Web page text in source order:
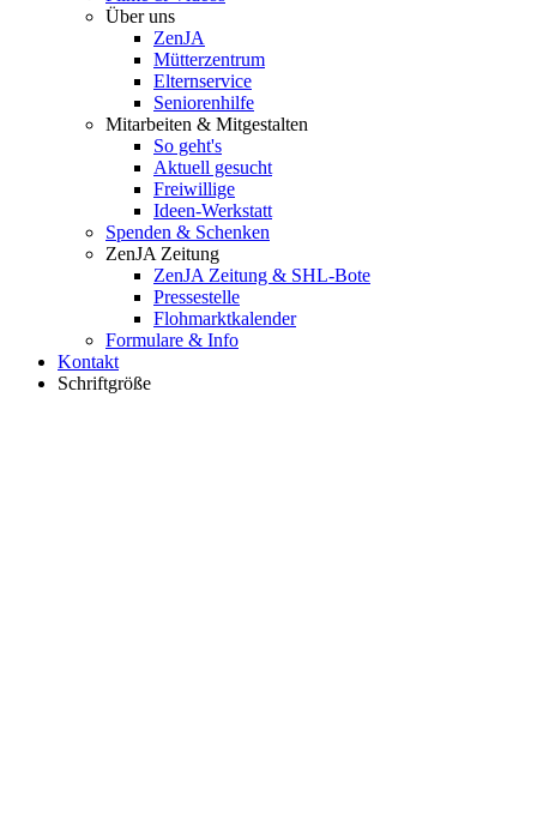
Über uns
ZenJA
Mütterzentrum
Elternservice
Seniorenhilfe
Mitarbeiten & Mitgestalten
So geht's
Aktuell gesucht
Freiwillige
Ideen-Werkstatt
Spenden & Schenken
ZenJA Zeitung
ZenJA Zeitung & SHL-Bote
Pressestelle
Flohmarktkalender
Formulare & Info
Kontakt
Schriftgröße